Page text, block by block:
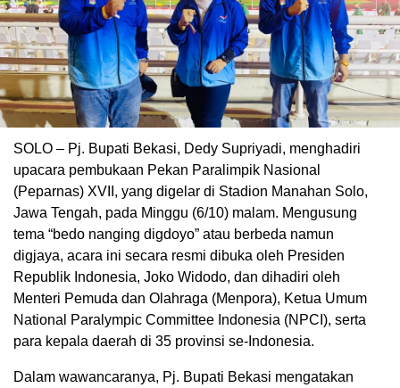
SOLO – Pj. Bupati Bekasi, Dedy Supriyadi, menghadiri
upacara pembukaan Pekan Paralimpik Nasional
(Peparnas) XVII, yang digelar di Stadion Manahan Solo,
Jawa Tengah, pada Minggu (6/10) malam. Mengusung
tema “bedo nanging digdoyo” atau berbeda namun
digjaya, acara ini secara resmi dibuka oleh Presiden
Republik Indonesia, Joko Widodo, dan dihadiri oleh
Menteri Pemuda dan Olahraga (Menpora), Ketua Umum
National Paralympic Committee Indonesia (NPCI), serta
para kepala daerah di 35 provinsi se-Indonesia.
Dalam wawancaranya, Pj. Bupati Bekasi mengatakan